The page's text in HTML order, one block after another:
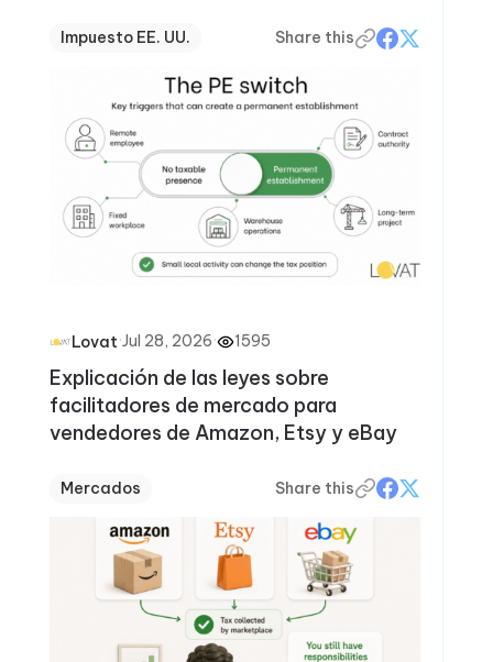
Impuesto EE. UU. Share this
Lovat·Jul 28, 2026· 1595
Explicación de las leyes sobre
facilitadores de mercado para
vendedores de Amazon, Etsy y eBay
Mercados Share this